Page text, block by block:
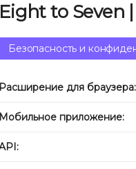
Eight to Seven
Безопасность и
Расширение для браузера:
Мобильное приложение: